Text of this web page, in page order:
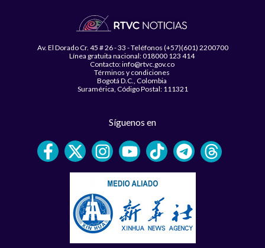
Av. El Dorado Cr. 45 # 26 - 33 - Teléfonos (+57)(601) 2200700
Línea gratuita nacional: 018000 123 414
Contacto: info@rtvc.gov.co
Términos y condiciones
Bogotá D.C., Colombia
Suramérica, Código Postal: 111321
Síguenos en